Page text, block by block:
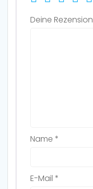
Deine Rezension
Name *
E-Mail *